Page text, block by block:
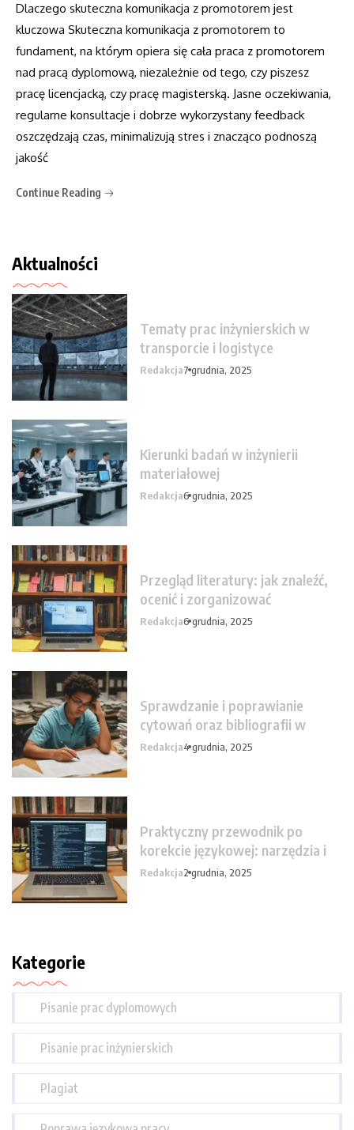
Dlaczego skuteczna komunikacja z promotorem jest
kluczowa Skuteczna komunikacja z promotorem to
fundament, na którym opiera się cała praca z promotorem
nad pracą dyplomową, niezależnie od tego, czy piszesz
pracę licencjacką, czy pracę magisterską. Jasne oczekiwania,
regularne konsultacje i dobrze wykorzystany feedback
oszczędzają czas, minimalizują stres i znacząco podnoszą
jakość
Continue Reading
Aktualności
Tematy prac inżynierskich w
transporcie i logistyce
Redakcja7 grudnia, 2025
Kierunki badań w inżynierii
materiałowej
Redakcja6 grudnia, 2025
Przegląd literatury: jak znaleźć,
ocenić i zorganizować
Redakcja6 grudnia, 2025
Sprawdzanie i poprawianie
cytowań oraz bibliografii w
Redakcja4 grudnia, 2025
Praktyczny przewodnik po
korekcie językowej: narzędzia i
Redakcja2 grudnia, 2025
Kategorie
Pisanie prac dyplomowych
Pisanie prac inżynierskich
Plagiat